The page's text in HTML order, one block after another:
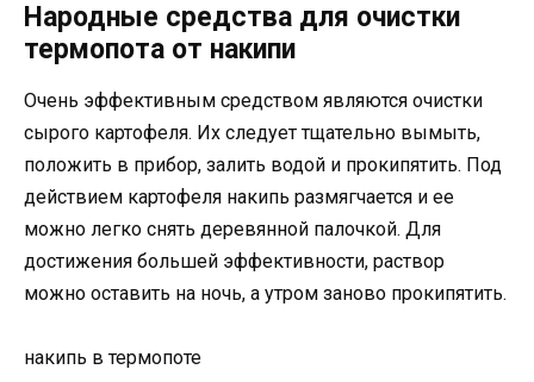
Народные средства для очистки
термопота от накипи
Очень эффективным средством являются очистки
сырого картофеля. Их следует тщательно вымыть,
положить в прибор, залить водой и прокипятить. Под
действием картофеля накипь размягчается и ее
можно легко снять деревянной палочкой. Для
достижения большей эффективности, раствор
можно оставить на ночь, а утром заново прокипятить.
накипь в термопоте